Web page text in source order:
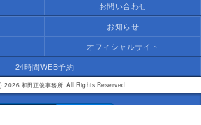
お問い合わせ
お知らせ
オフィシャルサイト
24時間WEB予約
2026 和田正俊事務所. All Rights Reserved.